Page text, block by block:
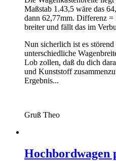
Maßstab 1.43,5 wäre das
dann 62,77mm. Differenz =
breiter und fällt das im
Nun sicherlich ist es
unterschiedliche
Lob zollen, daß du dich
und Kunststoff
Ergebnis...
Gruß Theo
Hochbordwagen